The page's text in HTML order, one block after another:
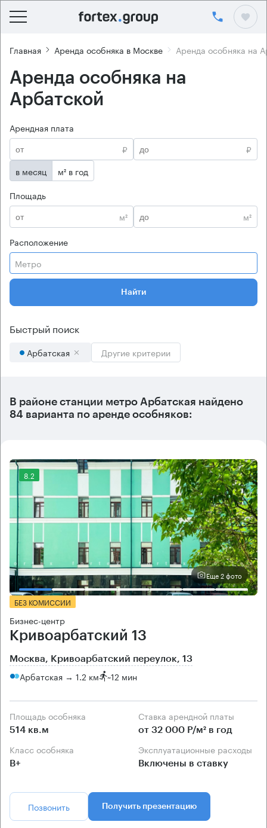
Главная Аренда особняка в Москве Аренда особняка на
Аренда особняка на
Арбатской
Арендная плата
₽
₽
в месяц
м² в год
Площадь
м²
м²
Расположение
Метро
Найти
Быстрый поиск
Арбатская Другие критерии
В районе станции метро Арбатская найдено
84 варианта по аренде особняков:
8.2
Еще 2 фото
БЕЗ КОМИССИИ
Бизнес-центр
Кривоарбатский 13
Москва, Кривоарбатский переулок, 13
Арбатская → 1.2 км ~12 мин
Площадь особняка
514 кв.м
Ставка арендной платы
от 32 000 Р/м² в год
Класс особняка
B+
Эксплуатационные расходы
Включены в ставку
Позвонить Получить презентацию